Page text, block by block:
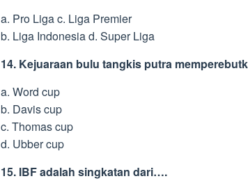
a. Pro Liga c. Liga Premier
b. Liga Indonesia d. Super Liga
14. Kejuaraan bulu tangkis putra
a. Word cup
b. Davis cup
c. Thomas cup
d. Ubber cup
15. IBF adalah singkatan dari….